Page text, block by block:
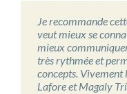
Je recommande
veut mieux se
mieux
très rythmée et
concepts.
Lafore et Magaly